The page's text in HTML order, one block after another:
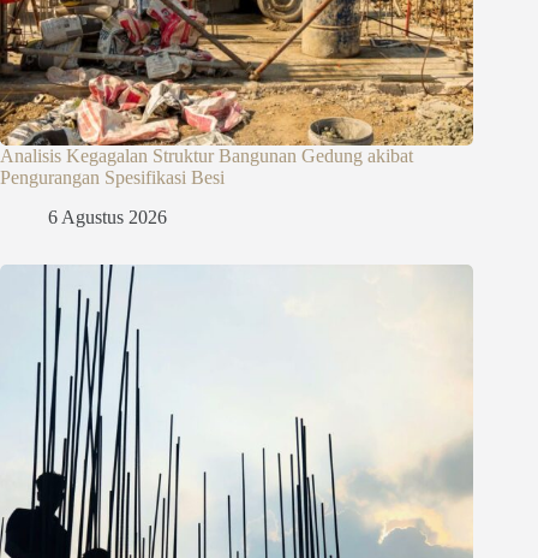
Analisis Kegagalan Struktur Bangunan Gedung akibat
Pengurangan Spesifikasi Besi
6 Agustus 2026